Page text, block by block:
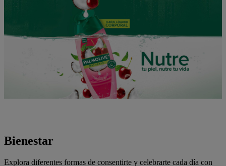
Bienestar
Explora diferentes formas de consentirte y celebrarte cada día con